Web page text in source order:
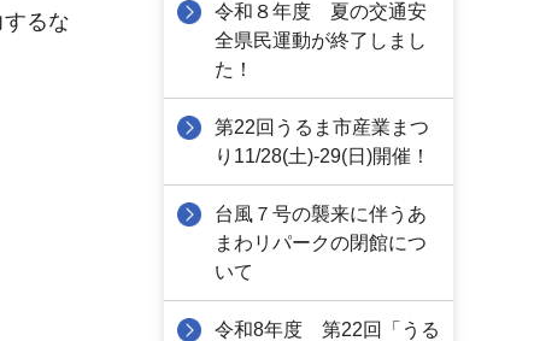
るな
令和８年度 夏の交通安
全県民運動が終了しまし
た！
第22回うるま市産業まつ
り11/28(土)-29(日)開催！
台風７号の襲来に伴うあ
まわリパークの閉館につ
いて
令和8年度 第22回「うる